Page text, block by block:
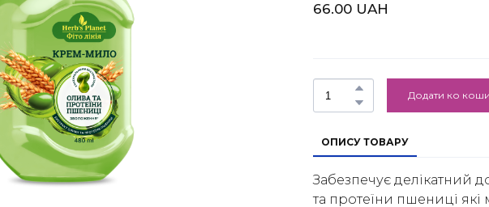
66.00 UAH
Додати ко
ОПИСУ ТОВАРУ
Забезпечує делікатний
та протеїни пшениці